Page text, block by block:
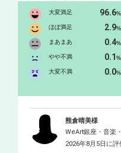
大変満足 96.6%
ほぼ満足 2.9%
まあまあ 0.4%
やや不満 0.1%
大変不満 0.0%
熊倉晴美様
WeArt銀座・音楽
2026年8月5日に評